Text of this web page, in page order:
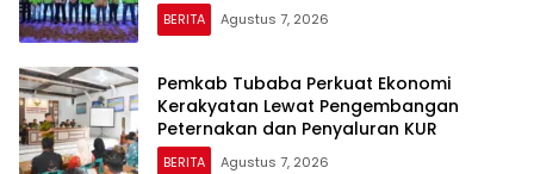
BERITA Agustus 7, 2026
Pemkab Tubaba Perkuat Ekonomi
Kerakyatan Lewat Pengembangan
Peternakan dan Penyaluran KUR
BERITA Agustus 7, 2026